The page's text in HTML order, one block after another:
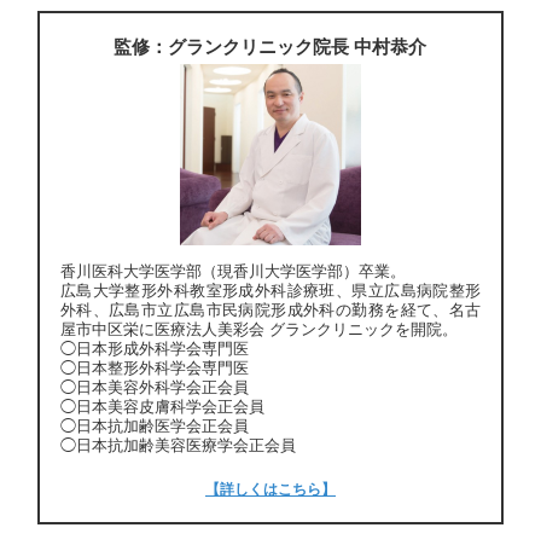
監修：グランクリニック院長 中村恭介
香川医科大学医学部（現香川大学医学部）卒業。
広島大学整形外科教室形成外科診療班、県立広島病院整形
外科、広島市立広島市民病院形成外科の勤務を経て、名古
屋市中区栄に医療法人美彩会 グランクリニックを開院。
◯日本形成外科学会専門医
◯日本整形外科学会専門医
◯日本美容外科学会正会員
◯日本美容皮膚科学会正会員
◯日本抗加齢医学会正会員
◯日本抗加齢美容医療学会正会員
【詳しくはこちら】